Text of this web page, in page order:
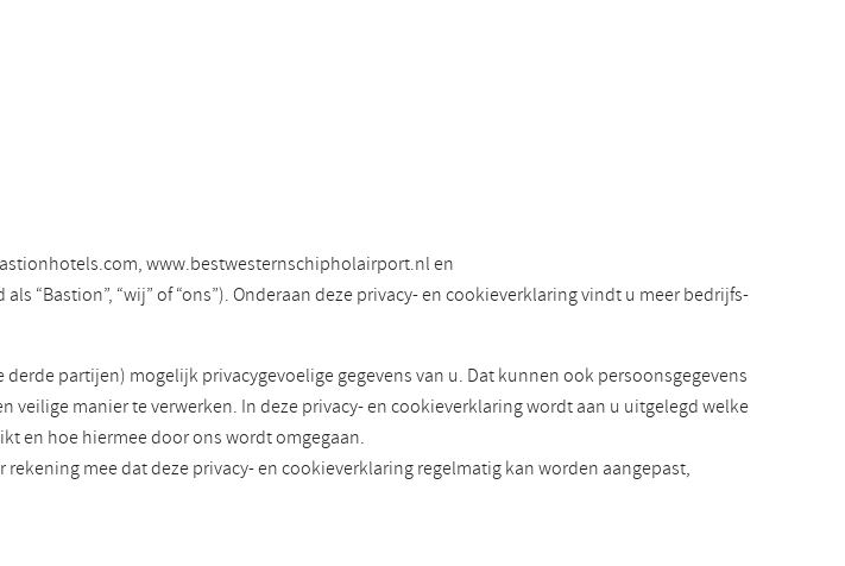
www.bestwesternschipholairport.nl en
“Bastion”, “wij” of “ons”). Onderaan deze privacy- en cookieverklaring vindt u meer bedrijfs-
partijen) mogelijk privacygevoelige gegevens van u. Dat kunnen ook persoonsgegevens
manier te verwerken. In deze privacy- en cookieverklaring wordt aan u uitgelegd welke
en hoe hiermee door ons wordt omgegaan.
mee dat deze privacy- en cookieverklaring regelmatig kan worden aangepast,